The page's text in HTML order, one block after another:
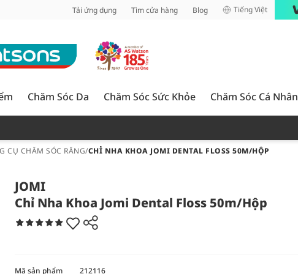
Tải ứng dụng Tìm cửa hàng Blog Tiếng Việt
Chăm Sóc Da Chăm Sóc Sức Khỏe Chăm Sóc Cá Nhân
CỤ CHĂM SÓC RĂNG/CHỈ NHA KHOA JOMI DENTAL FLOSS 50M/HỘP
JOMI
Chỉ Nha Khoa Jomi Dental Floss 50m/Hộp
Mã sản phẩm 212116